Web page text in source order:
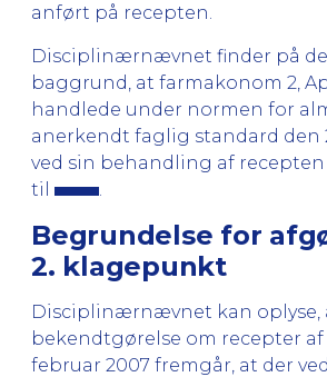
anført på recepten.
Disciplinærnævnet finder på
baggrund, at farmakonom 2,
handlede under normen for
anerkendt faglig standard den
ved sin behandling af
til
Begrundelse for
2. klagepunkt
Disciplinærnævnet kan oplyse,
bekendtgørelse om recepter af
februar 2007 fremgår, at der